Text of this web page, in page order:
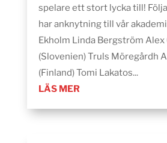
spelare ett stort lycka till!
har anknytning till vår
Ekholm Linda Bergström Alex
(Slovenien) Truls Möregårdh
(Finland) Tomi Lakatos...
LÄS MER